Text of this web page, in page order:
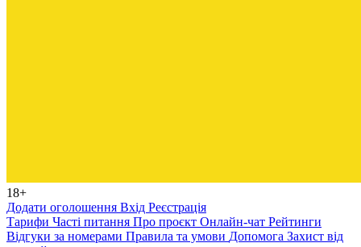
18+
Додати оголошення Вхід Реєстрація
Тарифи Часті питання Про проєкт Онлайн-чат Рейтинги
Відгуки за номерами Правила та умови Допомога Захист від